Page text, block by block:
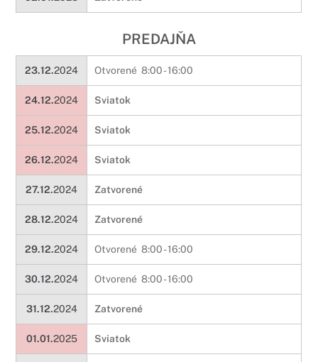
PREDAJŇA
23.12.2024 Otvorené 8:00 - 16:00
24.12.2024 Sviatok
25.12.2024 Sviatok
26.12.2024 Sviatok
27.12.2024 Zatvorené
28.12.2024 Zatvorené
29.12.2024 Otvorené 8:00 - 16:00
30.12.2024 Otvorené 8:00 - 16:00
31.12.2024 Zatvorené
01.01.2025 Sviatok